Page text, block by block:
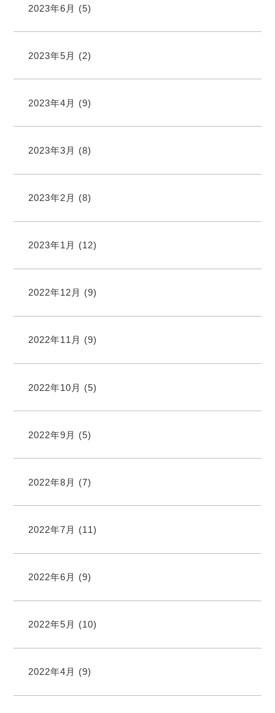
2023年6月 (5)
2023年5月 (2)
2023年4月 (9)
2023年3月 (8)
2023年2月 (8)
2023年1月 (12)
2022年12月 (9)
2022年11月 (9)
2022年10月 (5)
2022年9月 (5)
2022年8月 (7)
2022年7月 (11)
2022年6月 (9)
2022年5月 (10)
2022年4月 (9)